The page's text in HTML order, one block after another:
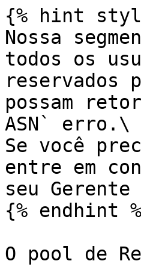
{% hint
Nossa
todos os
reservados
possam
ASN` erro.\
Se você
entre em
seu
{% endhint
O pool de